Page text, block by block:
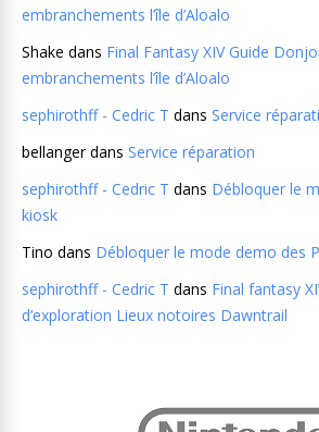
embranchements l’île d’Aloalo
Shake dans Final Fantasy XIV Guide
embranchements l’île d’Aloalo
sephirothff - Cedric T dans Service
bellangerdans Service réparation
sephirothff - Cedric T dans Débloquer le
kiosk
Tino dans Débloquer le mode demo des
sephirothff - Cedric T dans Final fantasy
d’exploration Lieux notoires Dawntrail